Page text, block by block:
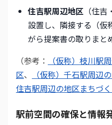
住吉駅周辺地区 （住
設置し、隣接する（仮
がら提案書の取りまと
（参考：
（仮称）枝川駅
区、 （仮称）千石駅周辺
住吉駅周辺の地区まちづ
駅前空間の確保と情報